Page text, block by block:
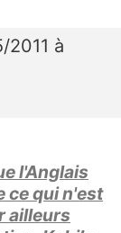
à
l'Anglais
ce qui n'est
ailleurs